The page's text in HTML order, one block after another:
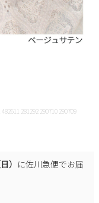
281292 290710 290709
） に佐川急便でお届